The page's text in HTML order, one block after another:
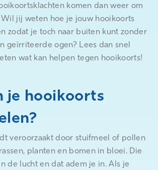
komen dan weer om
jij weten hoe je jouw hooikoorts
zodat je toch naar buiten kunt zonder
geïrriteerde ogen? Lees dan snel
wat kan helpen tegen hooikoorts!
je hooikoorts
veroorzaakt door stuifmeel of pollen
planten en bomen in bloei. Die
de lucht en dat adem je in. Als je